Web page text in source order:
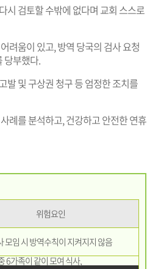
시 검토할 수밖에 없다며 교회 스스로
려움이 있고, 방역 당국의 검사 요청
당부했다.
발 및 구상권 청구 등 엄정한 조치를
례를 분석하고, 건강하고 안전한 연휴
위험요인
모임 시 방역수칙이 지켜지지 않음
6가족이 같이 모여 식사,